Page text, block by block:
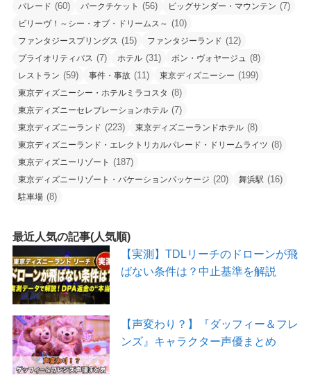
パレード (60) パークチケット (56) ビッグサンダー・マウンテン (7)
ビリーヴ！～シー・オブ・ドリームス～ (10)
ファンタジースプリングス (15) ファンタジーランド (12)
プライオリティパス (7) ホテル (31) ボン・ヴォヤージュ (8)
レストラン (59) 事件・事故 (11) 東京ディズニーシー (199)
東京ディズニーシー・ホテルミラコスタ (8)
東京ディズニーセレブレーションホテル (7)
東京ディズニーランド (223) 東京ディズニーランドホテル (8)
東京ディズニーランド・エレクトリカルパレード・ドリームライツ (8)
東京ディズニーリゾート (187)
東京ディズニーリゾート・バケーションパッケージ (20) 舞浜駅 (16)
駐車場 (8)
最近人気の記事(人気順)
【実測】TDLリーチのドローンが飛
ばない条件は？中止基準を解説
【声変わり？】『ダッフィー＆フレ
ンズ』キャラクター声優まとめ